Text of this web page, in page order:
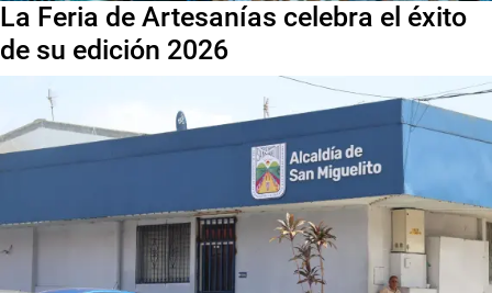
La Feria de Artesanías celebra el éxito
de su edición 2026